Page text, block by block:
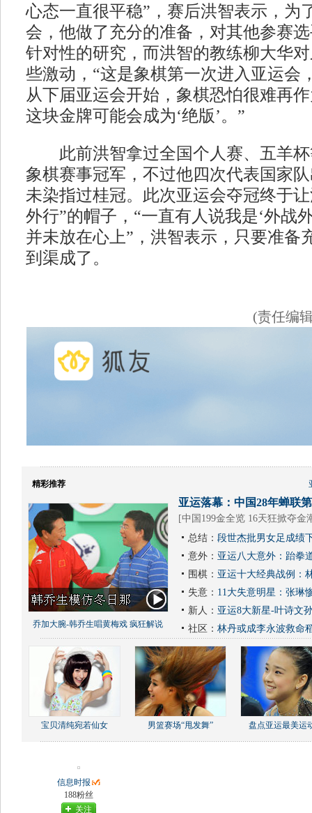
心态一直很平稳”，赛后洪智表示，为
会，他做了充分的准备，对其他参赛
针对性的研究，而洪智的教练柳大华
些激动，“这是象棋第一次进入亚运会
从下届亚运会开始，象棋恐怕很难再
这块金牌可能会成为‘绝版’。”
此前洪智拿过全国个人赛、五羊杯
象棋赛事冠军，不过他四次代表国家
未染指过桂冠。此次亚运会夺冠终于
外行”的帽子，“一直有人说我是‘外战
并未放在心上”，洪智表示，只要准备
到渠成了。
(责任编
精彩推荐
乔加大腕-韩乔生唱黄梅戏 疯狂解说
亚运落幕：中国28年蝉联
[中国199金全览 16天狂掀夺金
总结： 段世杰批男女足成绩
意外： 亚运八大意外：跆拳
围棋： 亚运十大经典战例：
失意： 11大失意明星：张琳
新人： 亚运8大新星-叶诗文
社区： 林丹或成李永波救命
宝贝清纯宛若仙女 男篮赛场“甩发舞” 盘点亚运最美运
信息时报
188粉丝
关注